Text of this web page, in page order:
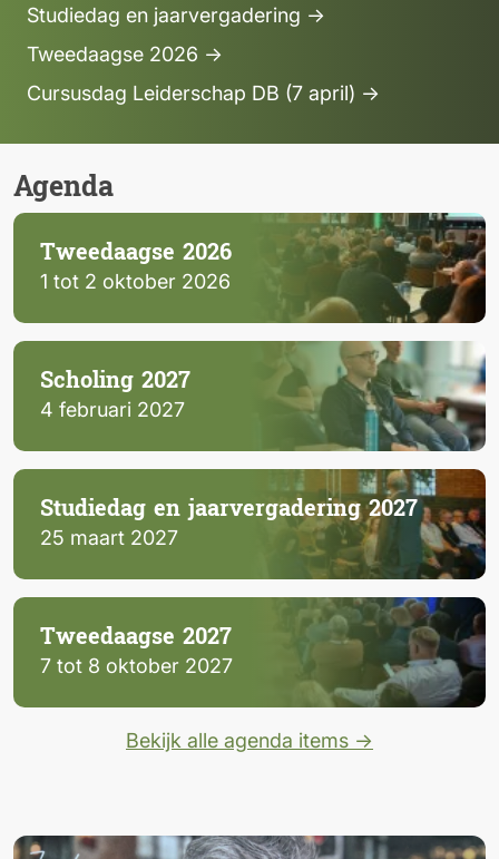
Studiedag en jaarvergadering →
Tweedaagse 2026 →
Cursusdag Leiderschap DB (7 april) →
Agenda
Tweedaagse 2026
1 tot 2 oktober 2026
Scholing 2027
4 februari 2027
Studiedag en jaarvergadering 2027
25 maart 2027
Tweedaagse 2027
7 tot 8 oktober 2027
Bekijk alle agenda items →